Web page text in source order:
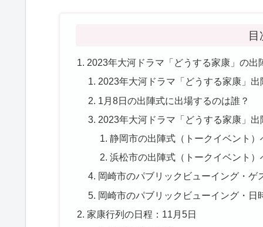
目
2023年大河ドラマ「どうする家康」の出
2023年大河ドラマ「どうする家康」
1月8日の出陣式に出場するのは誰？
2023年大河ドラマ「どうする家康」
静岡市の出陣式（トークイベント
浜松市の出陣式（トークイベント
岡崎市のパブリックビューイング・ゲ
岡崎市のパブリックビューイング・日
家康行列の日程：11月5日